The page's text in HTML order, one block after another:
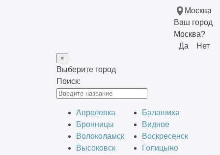
Москва
Ваш город
Москва?
Да
Нет
×
Выберите город
Поиск:
Апрелевка
Балашиха
Бронницы
Видное
Волоколамск
Воскресенск
Высоковск
Голицыно